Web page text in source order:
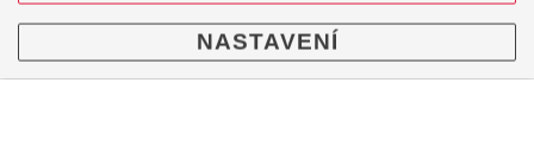
+420 602 790 710
NASTAVENÍ